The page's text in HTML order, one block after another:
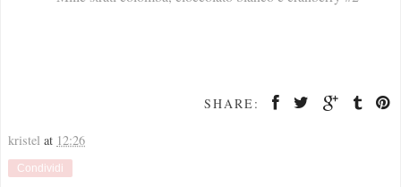
SHARE:
kristel at 12:26
Condividi